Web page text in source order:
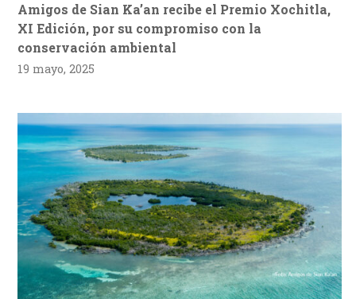
Amigos de Sian Ka’an recibe el Premio Xochitla,
XI Edición, por su compromiso con la
conservación ambiental
19 mayo, 2025